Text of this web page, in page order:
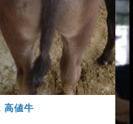
高値牛